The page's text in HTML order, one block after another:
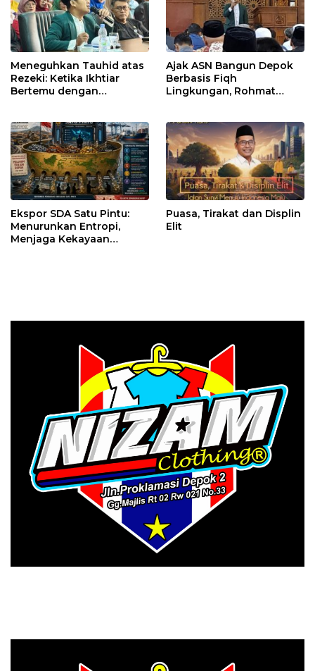
Meneguhkan Tauhid atas
Rezeki: Ketika Ikhtiar
Bertemu dengan
Ajak ASN Bangun Depok
Berbasis Fiqh
Lingkungan, Rohmat
hingga SMP
Ekspor SDA Satu Pintu:
Menurunkan Entropi,
Menjaga Kekayaan
Puasa, Tirakat dan Displin
Elit